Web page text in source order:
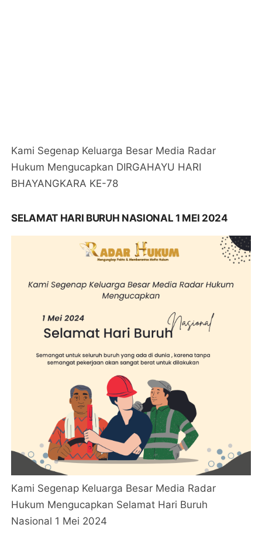
Kami Segenap Keluarga Besar Media Radar
Hukum Mengucapkan DIRGAHAYU HARI
BHAYANGKARA KE-78
SELAMAT HARI BURUH NASIONAL 1 MEI 2024
Kami Segenap Keluarga Besar Media Radar
Hukum Mengucapkan Selamat Hari Buruh
Nasional 1 Mei 2024